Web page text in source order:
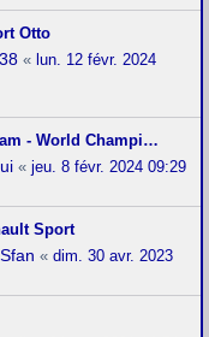
Otto
« lun. 12 févr. 2024
Champion 2006
« jeu. 8 févr. 2024 09:29
Sport
« dim. 30 avr. 2023